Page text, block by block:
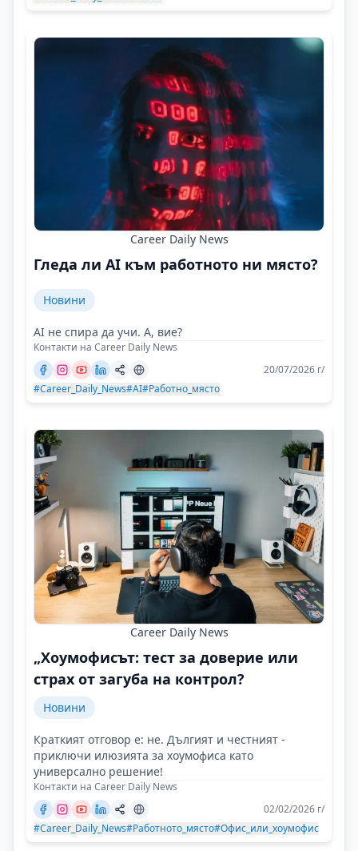
Career Daily News
Гледа ли AI към работното ни място?
Новини
AI не спира да учи. А, вие?
Контакти на Career Daily News
20/07/2026 г/
#Career_Daily_News#AI#Работно_място
Career Daily News
„Хоумофисът: тест за доверие или
страх от загуба на контрол?
Новини
Краткият отговор е: не. Дългият и честният -
приключи илюзията за хоумофиса като
универсално решение!
Контакти на Career Daily News
02/02/2026 г/
#Career_Daily_News#Работното_място#Офис_или_хоумофис